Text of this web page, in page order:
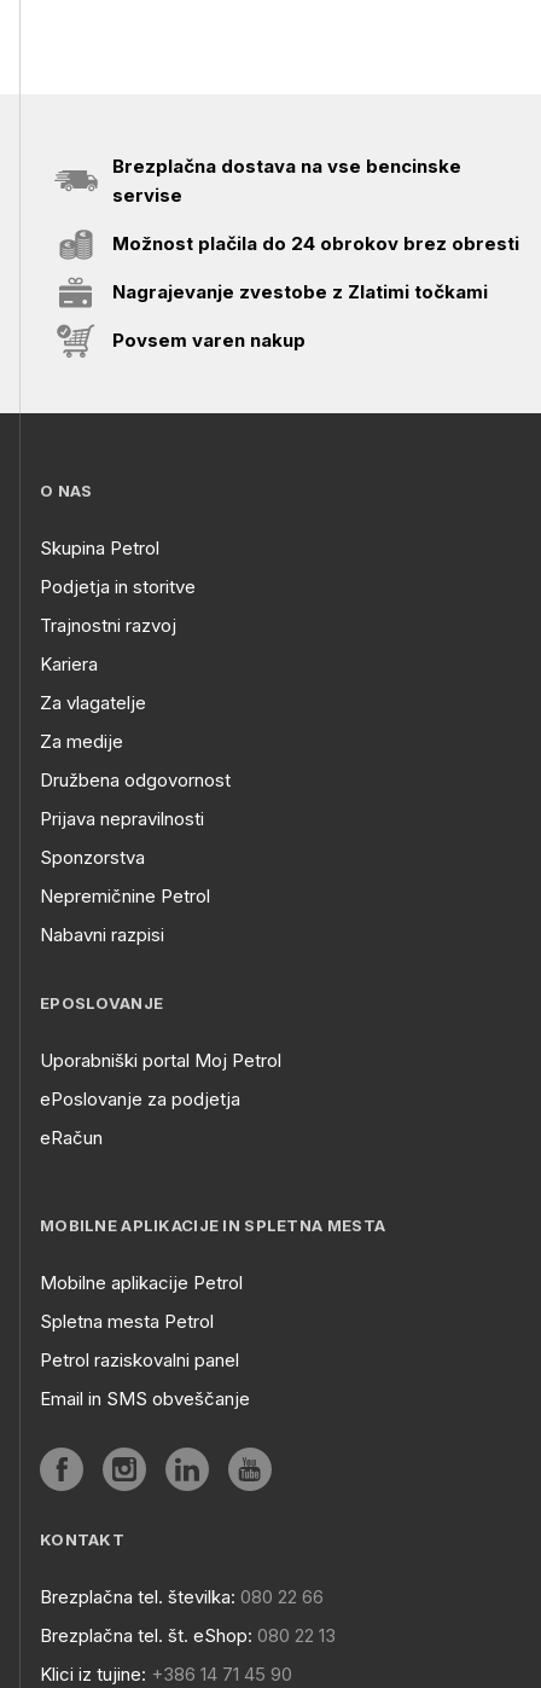
Brezplačna dostava na vse bencinske
servise
Možnost plačila do 24 obrokov brez obresti
Nagrajevanje zvestobe z Zlatimi točkami
Povsem varen nakup
O NAS
Skupina Petrol
Podjetja in storitve
Trajnostni razvoj
Kariera
Za vlagatelje
Za medije
Družbena odgovornost
Prijava nepravilnosti
Sponzorstva
Nepremičnine Petrol
Nabavni razpisi
EPOSLOVANJE
Uporabniški portal Moj Petrol
ePoslovanje za podjetja
eRačun
MOBILNE APLIKACIJE IN SPLETNA MESTA
Mobilne aplikacije Petrol
Spletna mesta Petrol
Petrol raziskovalni panel
Email in SMS obveščanje
KONTAKT
Brezplačna tel. številka: 080 22 66
Brezplačna tel. št. eShop: 080 22 13
Klici iz tujine: +386 14 71 45 90